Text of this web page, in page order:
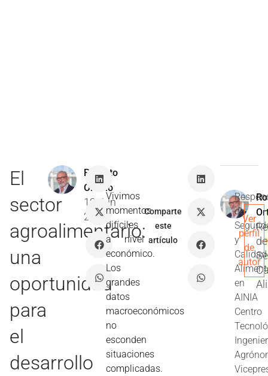
El
sector
agroalimentario:
una
oportunidad
para
el
desarrollo
Roberto
Ortuño
12 Jun
2010
Vivimos
momentos
difíciles
a nivel
económico.
Los
grandes
datos
macroeconómicos
no
esconden
situaciones
complicadas.
Comparte
este
artículo
de
de
y
Calidad
en
AINIA
Centro
Ver
perfil
de
autor